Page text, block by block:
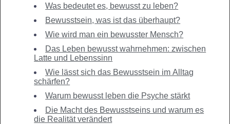
Was bedeutet es, bewusst zu leben?
Bewusstsein, was ist das überhaupt?
Wie wird man ein bewusster Mensch?
Das Leben bewusst wahrnehmen: zwischen
Latte und Lebenssinn
Wie lässt sich das Bewusstsein im Alltag
schärfen?
Warum bewusst leben die Psyche stärkt
Die Macht des Bewusstseins und warum es
die Realität verändert